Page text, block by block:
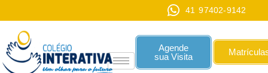
41 97402-9142
Agende
sua Visita